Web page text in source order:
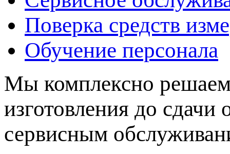
Поверка средств
Обучение персонала
Мы комплексно решаем
изготовления до
сервисным